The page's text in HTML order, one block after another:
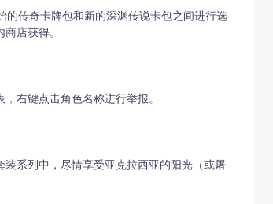
的传奇卡牌包和新的深渊传说卡包之间进行选
店获得。
右键点击角色名称进行举报。
系列中，尽情享受亚克拉西亚的阳光（或屠